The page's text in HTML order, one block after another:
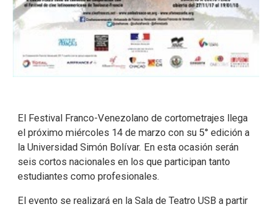
El Festival Franco-Venezolano de cortometrajes llega
el próximo miércoles 14 de marzo con su 5° edición a
la Universidad Simón Bolívar. En esta ocasión serán
seis cortos nacionales en los que participan tanto
estudiantes como profesionales.
El evento se realizará en la Sala de Teatro USB a partir